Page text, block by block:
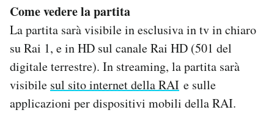
Come vedere la partita
La partita sarà visibile in esclusiva in tv in chiaro
su Rai 1, e in HD sul canale Rai HD (501 del
digitale terrestre). In streaming, la partita sarà
visibile sul sito internet della RAI e sulle
applicazioni per dispositivi mobili della RAI.